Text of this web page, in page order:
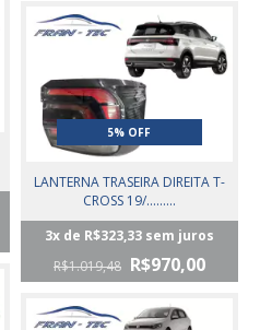
5% OFF
LANTERNA TRASEIRA DIREITA T-
CROSS 19/.........
3x de R$323,33 sem juros
R$1.019,48 R$970,00